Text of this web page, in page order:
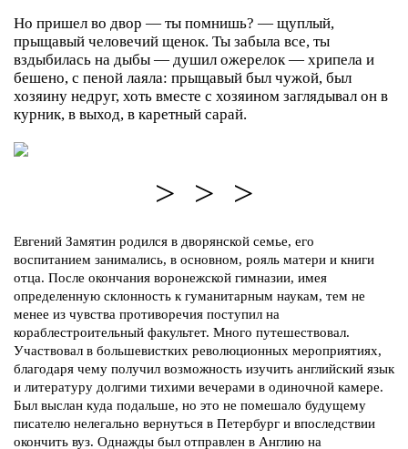
Но пришел во двор — ты помнишь? — щуплый,
прыщавый человечий щенок. Ты забыла все, ты
вздыбилась на дыбы — душил ожерелок — хрипела и
бешено, с пеной лаяла: прыщавый был чужой, был
хозяину недруг, хоть вместе с хозяином заглядывал он в
курник, в выход, в каретный сарай.
> > >
Евгений Замятин родился в дворянской семье, его
воспитанием занимались, в основном, рояль матери и книги
отца. После окончания воронежской гимназии, имея
определенную склонность к гуманитарным наукам, тем не
менее из чувства противоречия поступил на
кораблестроительный факультет. Много путешествовал.
Участвовал в большевистких революционных мероприятиях,
благодаря чему получил возможность изучить английский язык
и литературу долгими тихими вечерами в одиночной камере.
Был выслан куда подальше, но это не помешало будущему
писателю нелегально вернуться в Петербург и впоследствии
окончить вуз. Однажды был отправлен в Англию на